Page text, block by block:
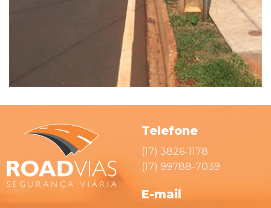
Telefone
(17) 3826-1178
(17) 99788-7039
E-mail